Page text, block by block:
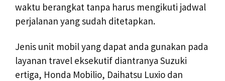
waktu berangkat tanpa harus mengikuti jadwal
perjalanan yang sudah ditetapkan.
Jenis unit mobil yang dapat anda gunakan pada
layanan travel eksekutif diantranya Suzuki
ertiga, Honda Mobilio, Daihatsu Luxio dan